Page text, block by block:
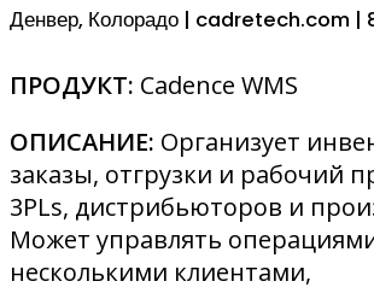
Денвер, Колорадо | cadretech.com
ПРОДУКТ: Cadence WMS
ОПИСАНИЕ: Организует
заказы, отгрузки и рабочий
3PLs, дистрибьюторов и
Может управлять
несколькими клиентами,